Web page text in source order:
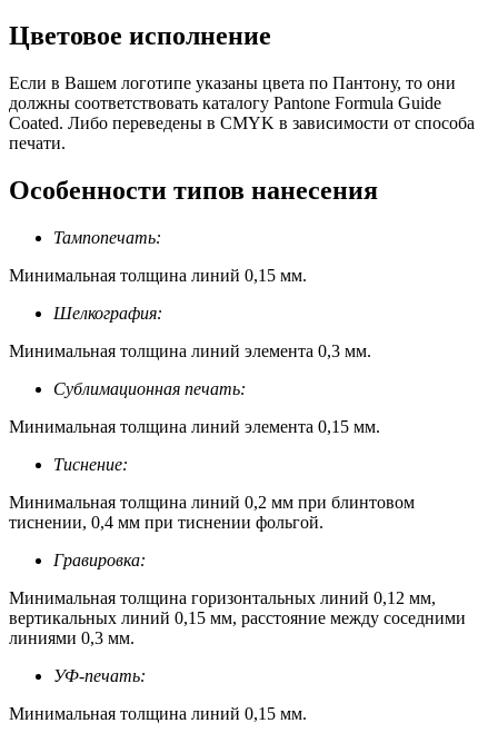
Цветовое исполнение
Если в Вашем логотипе указаны цвета по Пантону, то они
должны соответствовать каталогу Pantone Formula Guide
Coated. Либо переведены в CMYK в зависимости от способа
печати.
Особенности типов нанесения
Тампопечать:
Минимальная толщина линий 0,15 мм.
Шелкография:
Минимальная толщина линий элемента 0,3 мм.
Сублимационная печать:
Минимальная толщина линий элемента 0,15 мм.
Тиснение:
Минимальная толщина линий 0,2 мм при блинтовом
тиснении, 0,4 мм при тиснении фольгой.
Гравировка:
Минимальная толщина горизонтальных линий 0,12 мм,
вертикальных линий 0,15 мм, расстояние между соседними
линиями 0,3 мм.
УФ-печать:
Минимальная толщина линий 0,15 мм.